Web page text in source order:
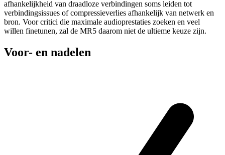
afhankelijkheid van draadloze verbindingen soms leiden tot
verbindingsissues of compressieverlies afhankelijk van netwerk en
bron. Voor critici die maximale audioprestaties zoeken en veel
willen finetunen, zal de MR5 daarom niet de ultieme keuze zijn.
Voor- en nadelen